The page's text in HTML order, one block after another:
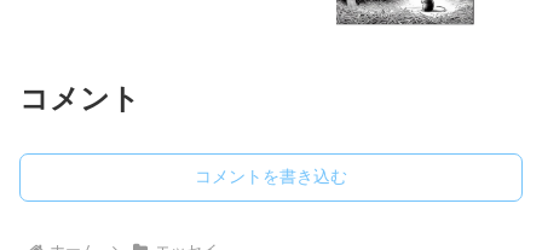
コメント
コメントを書き込む